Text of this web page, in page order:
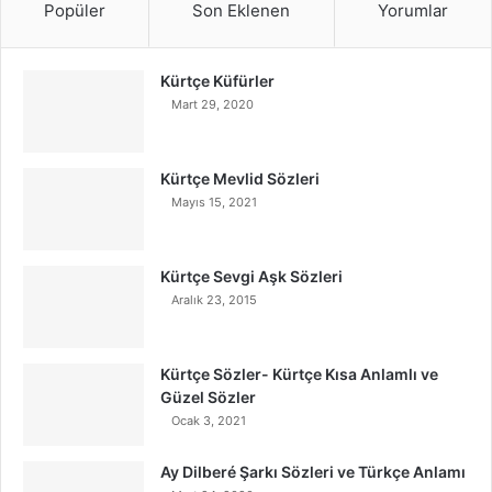
Popüler Son Eklenen Yorumlar
Kürtçe Küfürler
Mart 29, 2020
Kürtçe Mevlid Sözleri
Mayıs 15, 2021
Kürtçe Sevgi Aşk Sözleri
Aralık 23, 2015
Kürtçe Sözler- Kürtçe Kısa Anlamlı ve
Güzel Sözler
Ocak 3, 2021
Ay Dilberé Şarkı Sözleri ve Türkçe Anlamı